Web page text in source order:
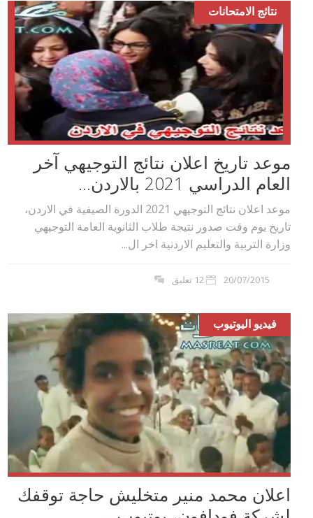
نتائج الامتحانات
موعد تاريخ اعلان نتائج التوجيهي آخر
العام الدراسي 2021 بالاردن...
موعد اعلان نتائج التوجيهي 2021 الدورة الصيفية في الاردن،
تاريخ يوم وقت صدور نتيجة طلاب الثانوية العامة التوجيهي
وزارة التربية والتعليم الاردنية اخر ال...
20/07/2015 12 تعليق
فيديو اليوتيوب
اعلان محمد منير متخليش حاجة توقفك